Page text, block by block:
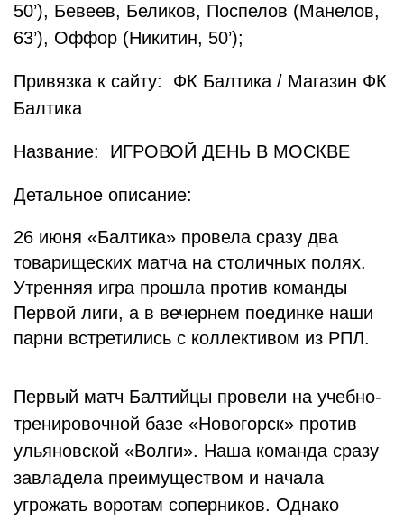
50’), Бевеев, Беликов, Поспелов (Манелов,
63’), Оффор (Никитин, 50’);
Привязка к сайту: ФК Балтика / Магазин ФК
Балтика
Название: ИГРОВОЙ ДЕНЬ В МОСКВЕ
Детальное описание:
26 июня «Балтика» провела сразу два
товарищеских матча на столичных полях.
Утренняя игра прошла против команды
Первой лиги, а в вечернем поединке наши
парни встретились с коллективом из РПЛ.
Первый матч Балтийцы провели на учебно-
тренировочной базе «Новогорск» против
ульяновской «Волги». Наша команда сразу
завладела преимуществом и начала
угрожать воротам соперников. Однако